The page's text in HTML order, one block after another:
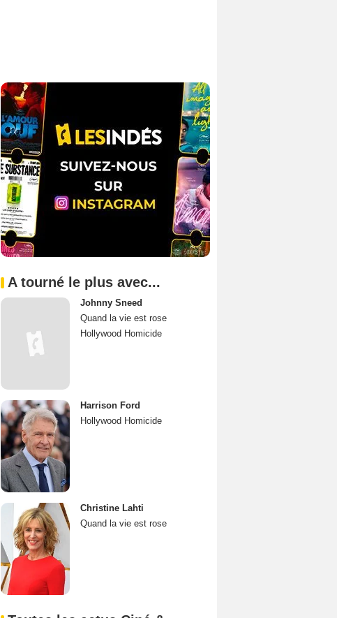
A tourné le plus avec...
Johnny Sneed
Quand la vie est rose
Hollywood Homicide
Harrison Ford
Hollywood Homicide
Christine Lahti
Quand la vie est rose